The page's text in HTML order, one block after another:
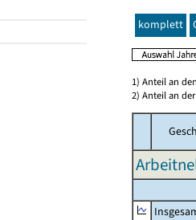
komplett
1) Anteil an
2) Anteil an